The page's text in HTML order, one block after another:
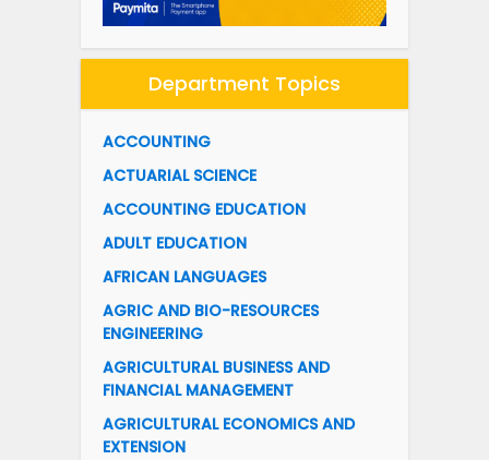
Department Topics
ACCOUNTING
ACTUARIAL SCIENCE
ACCOUNTING EDUCATION
ADULT EDUCATION
AFRICAN LANGUAGES
AGRIC AND BIO-RESOURCES
ENGINEERING
AGRICULTURAL BUSINESS AND
FINANCIAL MANAGEMENT
AGRICULTURAL ECONOMICS AND
EXTENSION